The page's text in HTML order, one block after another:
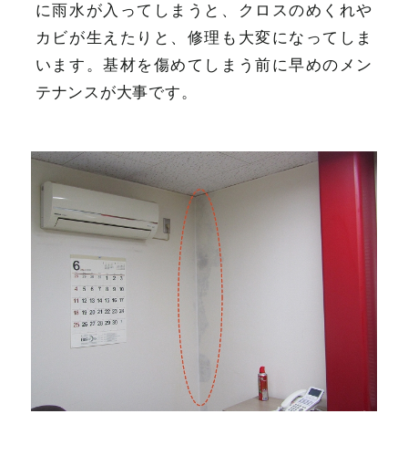
に雨水が入ってしまうと、クロスのめくれや
カビが生えたりと、修理も大変になってしま
います。基材を傷めてしまう前に早めのメン
テナンスが大事です。